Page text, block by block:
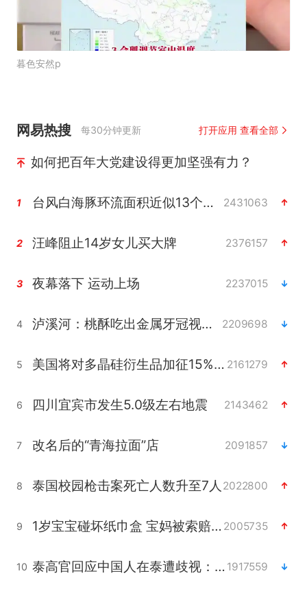
暮色安然p
网易热搜 每30分钟更新 打开应用 查看全部
如何把百年大党建设得更加坚强有力？
1 台风白海豚环流面积近似13个浙江 2431063
2 汪峰阻止14岁女儿买大牌 2376157
3 夜幕落下 运动上场 2237015
4 泸溪河：桃酥吃出金属牙冠视频不实 2209698
5 美国将对多晶硅衍生品加征15%关税 2161279
6 四川宜宾市发生5.0级左右地震 2143462
7 改名后的“青海拉面”店 2091857
8 泰国校园枪击案死亡人数升至7人 2022800
9 1岁宝宝碰坏纸巾盒 宝妈被索赔924元 2005735
10 泰高官回应中国人在泰遭歧视：全面调查 1917559